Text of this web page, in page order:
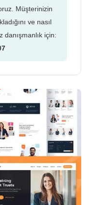
Müşterinizin
ve nasıl
için: